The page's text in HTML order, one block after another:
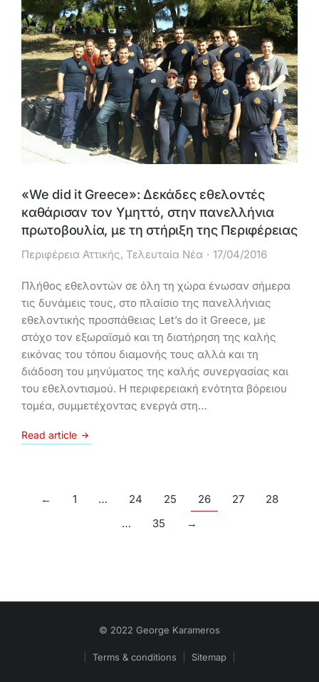
«We did it Greece»: Δεκάδες εθελοντές
καθάρισαν τον Υμηττό, στην πανελλήνια
πρωτοβουλία, με τη στήριξη της Περιφέρειας
Περιφέρεια Αττικής, Τελευταία Νέα 17/04/2016
Πλήθος εθελοντών σε όλη τη χώρα ένωσαν σήμερα
τις δυνάμεις τους, στο πλαίσιο της πανελλήνιας
εθελοντικής προσπάθειας Let’s do it Greece, με
στόχο τον εξωραϊσμό και τη διατήρηση της καλής
εικόνας του τόπου διαμονής τους αλλά και τη
διάδοση του μηνύματος της καλής συνεργασίας και
του εθελοντισμού. Η περιφερειακή ενότητα βόρειου
τομέα, συμμετέχοντας ενεργά στη…
Read article
← 1 … 24 25 26 27
28
…
35 →
© 2022 George Karameros
Terms & conditions Sitemap